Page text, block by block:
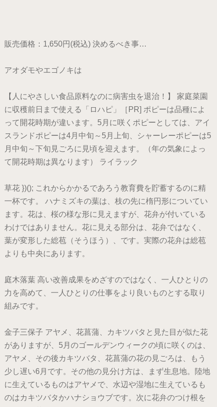
販売価格：1,650円(税込) 決めるべき事…
アオダモやエゴノキは
【人にやさしい食品原料なのに病害虫を退治！】 家庭菜園
に収穫前日まで使える「ロハピ」［PR] ポピーは品種によ
って開花時期が違います。5月に咲くポピーとしては、アイ
スランドポピーは4月中旬～5月上旬、シャーレーポピーは5
月中旬～下旬見ごろに見頃を迎えます。（年の気象によっ
て開花時期は異なります） ライラック
草花 })(); これからかかるであろう教育費を貯蓄するのに精
一杯です。 ハナミズキの葉は、枝の先に楕円形についてい
ます。花は、桜の様な形に見えますが、花弁が付いている
わけではありません。花に見える部分は、花弁ではなく、
葉が変形した総苞（そうほう）、です。実際の花弁は総苞
よりも中央にあります。
庭木落葉 高い改善成果をめざすのではなく、一人ひとりの
力を高めて、一人ひとりの仕事をより良いものとする取り
組みです。
金子三保子 アヤメ、花菖蒲、カキツバタと見た目が似た花
がありますが、5月のゴールデンウィークの頃に咲くのは、
アヤメ、その後カキツバタ、花菖蒲の花の見ごろは、もう
少し遅い6月です。その他の見分け方は、まず生息地。陸地
に生えているものはアヤメで、水辺や湿地に生えているも
のはカキツバタかハナショウブです。次に花弁のつけ根を